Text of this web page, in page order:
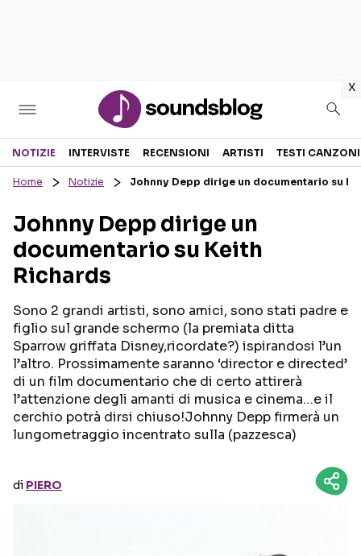
x
Sezioni
RECENSIONI MUSICALI
INTERVISTE
GOSSIP E CURIOSITÀ
TESTI CANZONI
TOUR ED EVENTI
Seguici sui social
NOTIZIE INTERVISTE RECENSIONI ARTISTI TESTI CANZONI
Home Notizie Johnny Depp dirige un documentario su
Johnny Depp dirige un
documentario su Keith
Richards
Sono 2 grandi artisti, sono amici, sono stati padre e
figlio sul grande schermo (la premiata ditta
Sparrow griffata Disney,ricordate?) ispirandosi l’un
l’altro. Prossimamente saranno ‘director e directed’
di un film documentario che di certo attirerà
l’attenzione degli amanti di musica e cinema…e il
cerchio potrà dirsi chiuso!Johnny Depp firmerà un
lungometraggio incentrato sulla (pazzesca)
di PIERO